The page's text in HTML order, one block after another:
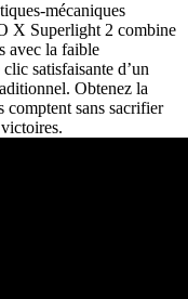
mécaniques
X Superlight 2 combine
avec la faible
satisfaisante d’un
Obtenez la
comptent sans sacrifier